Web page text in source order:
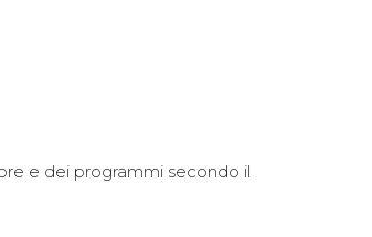
e dei programmi secondo il